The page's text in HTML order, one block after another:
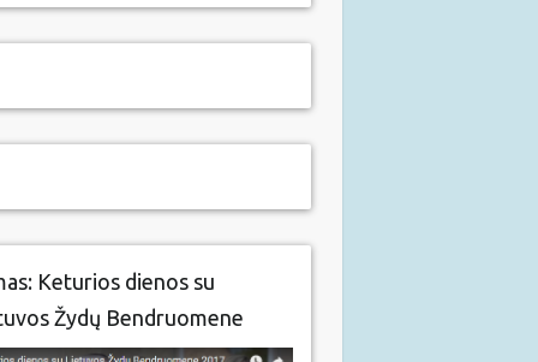
Keturios dienos su
Žydų Bendruomene